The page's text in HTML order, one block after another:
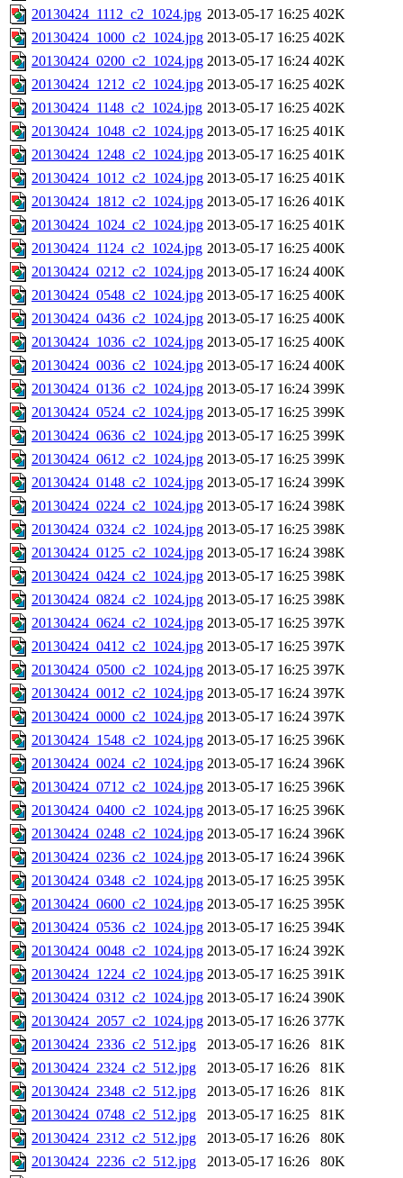
20130424_1112_c2_1024.jpg 2013-05-17 16:25 402K
20130424_1000_c2_1024.jpg 2013-05-17 16:25 402K
20130424_0200_c2_1024.jpg 2013-05-17 16:24 402K
20130424_1212_c2_1024.jpg 2013-05-17 16:25 402K
20130424_1148_c2_1024.jpg 2013-05-17 16:25 402K
20130424_1048_c2_1024.jpg 2013-05-17 16:25 401K
20130424_1248_c2_1024.jpg 2013-05-17 16:25 401K
20130424_1012_c2_1024.jpg 2013-05-17 16:25 401K
20130424_1812_c2_1024.jpg 2013-05-17 16:26 401K
20130424_1024_c2_1024.jpg 2013-05-17 16:25 401K
20130424_1124_c2_1024.jpg 2013-05-17 16:25 400K
20130424_0212_c2_1024.jpg 2013-05-17 16:24 400K
20130424_0548_c2_1024.jpg 2013-05-17 16:25 400K
20130424_0436_c2_1024.jpg 2013-05-17 16:25 400K
20130424_1036_c2_1024.jpg 2013-05-17 16:25 400K
20130424_0036_c2_1024.jpg 2013-05-17 16:24 400K
20130424_0136_c2_1024.jpg 2013-05-17 16:24 399K
20130424_0524_c2_1024.jpg 2013-05-17 16:25 399K
20130424_0636_c2_1024.jpg 2013-05-17 16:25 399K
20130424_0612_c2_1024.jpg 2013-05-17 16:25 399K
20130424_0148_c2_1024.jpg 2013-05-17 16:24 399K
20130424_0224_c2_1024.jpg 2013-05-17 16:24 398K
20130424_0324_c2_1024.jpg 2013-05-17 16:25 398K
20130424_0125_c2_1024.jpg 2013-05-17 16:24 398K
20130424_0424_c2_1024.jpg 2013-05-17 16:25 398K
20130424_0824_c2_1024.jpg 2013-05-17 16:25 398K
20130424_0624_c2_1024.jpg 2013-05-17 16:25 397K
20130424_0412_c2_1024.jpg 2013-05-17 16:25 397K
20130424_0500_c2_1024.jpg 2013-05-17 16:25 397K
20130424_0012_c2_1024.jpg 2013-05-17 16:24 397K
20130424_0000_c2_1024.jpg 2013-05-17 16:24 397K
20130424_1548_c2_1024.jpg 2013-05-17 16:25 396K
20130424_0024_c2_1024.jpg 2013-05-17 16:24 396K
20130424_0712_c2_1024.jpg 2013-05-17 16:25 396K
20130424_0400_c2_1024.jpg 2013-05-17 16:25 396K
20130424_0248_c2_1024.jpg 2013-05-17 16:24 396K
20130424_0236_c2_1024.jpg 2013-05-17 16:24 396K
20130424_0348_c2_1024.jpg 2013-05-17 16:25 395K
20130424_0600_c2_1024.jpg 2013-05-17 16:25 395K
20130424_0536_c2_1024.jpg 2013-05-17 16:25 394K
20130424_0048_c2_1024.jpg 2013-05-17 16:24 392K
20130424_1224_c2_1024.jpg 2013-05-17 16:25 391K
20130424_0312_c2_1024.jpg 2013-05-17 16:24 390K
20130424_2057_c2_1024.jpg 2013-05-17 16:26 377K
20130424_2336_c2_512.jpg
2013-05-17 16:26
81K
20130424_2324_c2_512.jpg
2013-05-17 16:26
81K
20130424_2348_c2_512.jpg
2013-05-17 16:26
81K
20130424_0748_c2_512.jpg
2013-05-17 16:25
81K
20130424_2312_c2_512.jpg
2013-05-17 16:26
80K
20130424_2236_c2_512.jpg
2013-05-17 16:26
80K